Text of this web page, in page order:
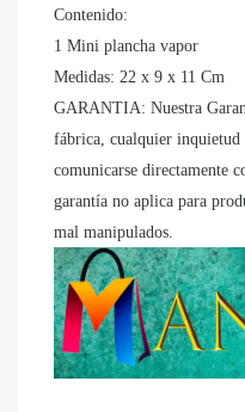
Contenido:
1 Mini plancha vapor
Medidas: 22 x 9 x 11 Cm
GARANTIA: Nuestra
fábrica, cualquier
comunicarse directamente
garantía no aplica para
mal manipulados.